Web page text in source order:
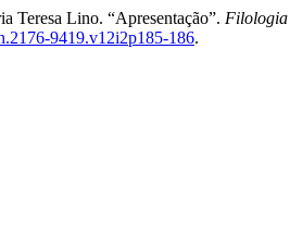
Teresa Lino. “Apresentação”. Filologia
9419.v12i2p185-186.